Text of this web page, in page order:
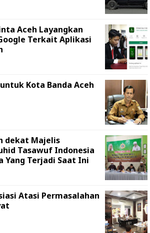
Aceh Layangkan
Terkait Aplikasi
Kota Banda Aceh
dekat Majelis
Tasawuf Indonesia
Yang Terjadi Saat Ini
Atasi Permasalahan